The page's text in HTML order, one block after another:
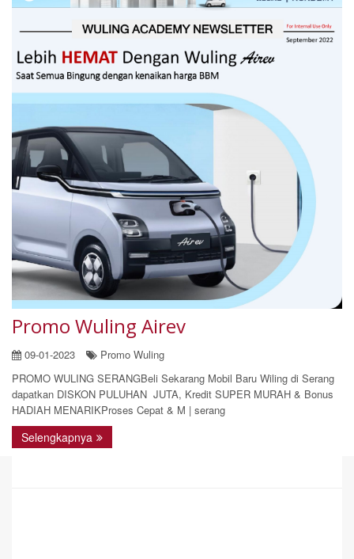
Promo Wuling Airev
09-01-2023
Promo Wuling
PROMO WULING SERANGBeli Sekarang Mobil Baru Wiling di Serang
dapatkan DISKON PULUHAN JUTA, Kredit SUPER MURAH & Bonus
HADIAH MENARIKProses Cepat & M | serang
Selengkapnya